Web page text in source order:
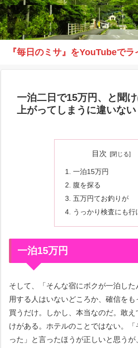
『毎日のミサ』をYouTubeで
一泊二日で15万円、と聞
上がってしまうに違いない
目次
一泊15万円
腹を探る
五万円てお釣りが
うっかり検査にも行
一泊15万円
そして、「そんな宿にボクが一泊し
用する人はいないどころか、確信を
買うだけ。しかし、本当なのだ。敢
けがある。ホテルのことではない。「
った」と言ったほうが正しいと思う